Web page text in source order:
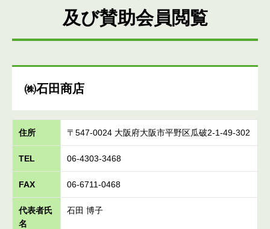
及び賛助会員閲覧
㈱石田商店
住所 〒547-0024 大阪府大阪市平野区瓜破2-1-49-302
TEL 06-4303-3468
FAX 06-6711-0468
代表者氏
名
石田 博子